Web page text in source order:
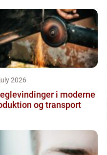
2026
i moderne
og transport